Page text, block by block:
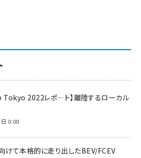
2022レポ—ト】離陸するローカル
0:00
けて本格的に走り出したBEV/FCEV